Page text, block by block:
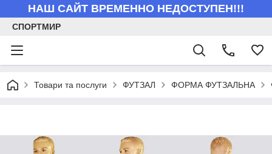
НАШ САЙТ ВРЕМЕННО НЕДОСТУПЕН!!!
СПОРТМИР
Товари та послуги ФУТЗАЛ ФОРМА ФУТЗАЛЬНА